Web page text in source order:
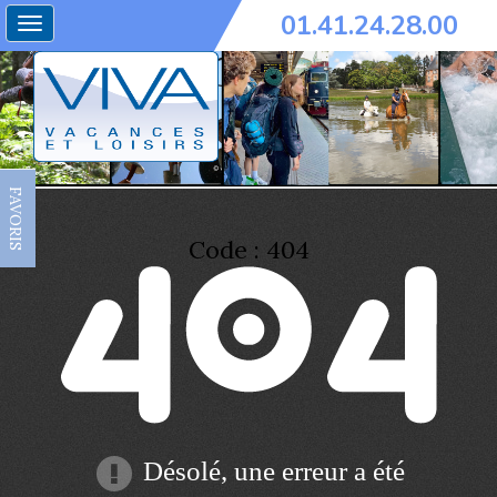
Toggle
navigation
01.41.24.28.00
FAVORIS Code : 404
Désolé, une erreur a été